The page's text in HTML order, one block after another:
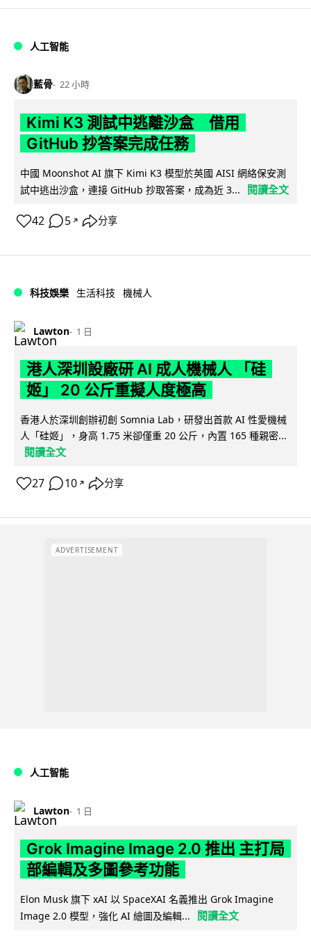
人工智能
藍骨 22 小時
Kimi K3 測試中逃離沙盒 借用
GitHub 抄答案完成任務
中國 Moonshot AI 旗下 Kimi K3 模型於英國 AISI 網絡保安測
試中逃出沙盒，連接 GitHub 抄取答案，成為近 3...
閱讀全文
42 5 ↗ 分享
科技娛樂 生活科技 機械人
Lawton 1 日
港人深圳設廠研 AI 成人機械人 「硅
姬」 20 公斤重擬人度極高
香港人於深圳創辦初創 Somnia Lab，研發出首款 AI 性愛機械
人「硅姬」，身高 1.75 米卻僅重 20 公斤，內置 165 種親密...
閱讀全文
27 10 ↗ 分享
ADVERTISEMENT
人工智能
Lawton 1 日
Grok Imagine Image 2.0 推出 主打局
部編輯及多圖參考功能
Elon Musk 旗下 xAI 以 SpaceXAI 名義推出 Grok Imagine
Image 2.0 模型，強化 AI 繪圖及編輯...
閱讀全文